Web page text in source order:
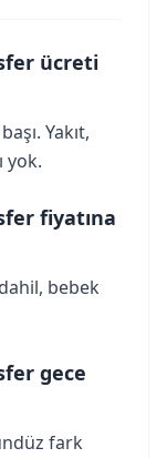
ücreti
Yakıt,
yok.
fiyatına
bebek
gece
fark